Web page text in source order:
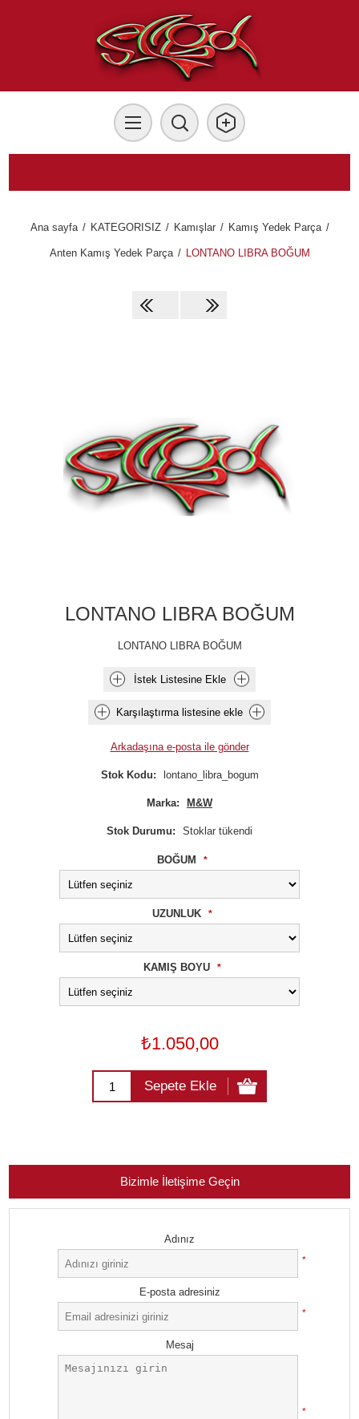
Ana sayfa / KATEGORISIZ / Kamışlar / Kamış Yedek Parça /
Anten Kamış Yedek Parça / LONTANO LIBRA BOĞUM
LONTANO LIBRA BOĞUM
LONTANO LIBRA BOĞUM
İstek Listesine Ekle
Karşılaştırma listesine ekle
Arkadaşına e-posta ile gönder
Stok Kodu: lontano_libra_bogum
Marka: M&W
Stok Durumu: Stoklar tükendi
BOĞUM *
UZUNLUK *
KAMIŞ BOYU *
₺1.050,00
Sepete Ekle
Bizimle İletişime Geçin
Adınız
*
E-posta adresiniz
*
Mesaj
*